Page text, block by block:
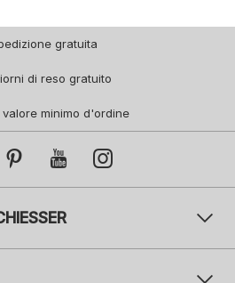
gratuita
di reso gratuito
valore minimo d'ordine